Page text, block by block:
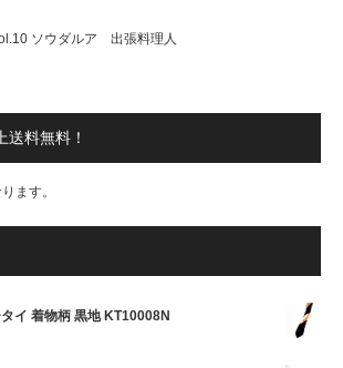
ソウダルア 出張料理人
送料無料！
ます。
イ 着物柄 黒地 KT10008N